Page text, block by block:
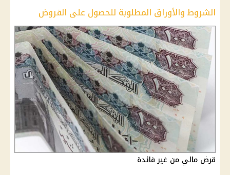
الشروط والأوراق المطلوبة للحصول على القروض
قرض مالي من غير فائدة